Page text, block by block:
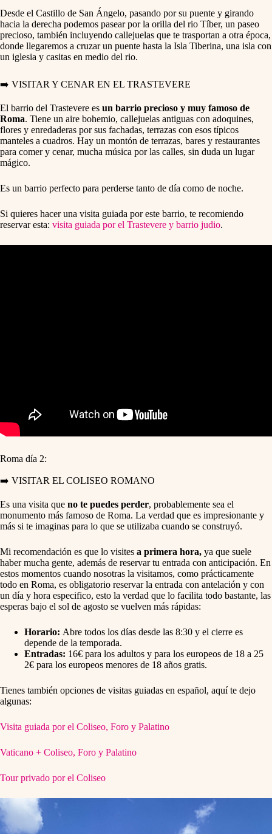
Desde el Castillo de San Ángelo, pasando por su puente y girando
hacia la derecha podemos pasear por la orilla del rio Tíber, un paseo
precioso, también incluyendo callejuelas que te trasportan a otra época,
donde llegaremos a cruzar un puente hasta la Isla Tiberina, una isla con
un iglesia y casitas en medio del rio.
➡️ VISITAR Y CENAR EN EL TRASTEVERE
El barrio del Trastevere es un barrio precioso y muy famoso de
Roma. Tiene un aire bohemio, callejuelas antiguas con adoquines,
flores y enredaderas por sus fachadas, terrazas con esos típicos
manteles a cuadros. Hay un montón de terrazas, bares y restaurantes
para comer y cenar, mucha música por las calles, sin duda un lugar
mágico.
Es un barrio perfecto para perderse tanto de día como de noche.
Si quieres hacer una visita guiada por este barrio, te recomiendo
reservar esta: visita guiada por el Trastevere y barrio judio.
Roma día 2:
➡️ VISITAR EL COLISEO ROMANO
Es una visita que no te puedes perder, probablemente sea el
monumento más famoso de Roma. La verdad que es impresionante y
más si te imaginas para lo que se utilizaba cuando se construyó.
Mi recomendación es que lo visites a primera hora, ya que suele
haber mucha gente, además de reservar tu entrada con anticipación. En
estos momentos cuando nosotras la visitamos, como prácticamente
todo en Roma, es obligatorio reservar la entrada con antelación y con
un día y hora especifico, esto la verdad que lo facilita todo bastante, las
esperas bajo el sol de agosto se vuelven más rápidas:
Horario: Abre todos los días desde las 8:30 y el cierre es
depende de la temporada.
Entradas: 16€ para los adultos y para los europeos de 18 a 25
2€ para los europeos menores de 18 años gratis.
Tienes también opciones de visitas guiadas en español, aquí te dejo
algunas:
Visita guiada por el Coliseo, Foro y Palatino
Vaticano + Coliseo, Foro y Palatino
Tour privado por el Coliseo